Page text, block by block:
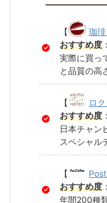
【 珈
おすすめ度 ：
実際に買っ
と品質の高
【 ロ
おすすめ度 ：
日本チャン
スペシャル
【
おすすめ度 ：
年間200種